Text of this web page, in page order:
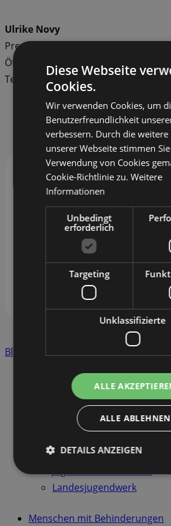
Ulrike Novy
Pressesprecherin
Öffentlichkeitsarbeit
Tel.: 0351 – 84704 – 529
Blog
Kinder, Jugend & Familie
Kindertagesstätte
Angebote für Familien
Jugendsozial- und
Jugendverbandsarbeit
Landesjugendwerk
Menschen mit Behinderungen
Diese Webseite
Cookies.
Wir verwenden Cookies, um
Benutzerfreundlichkeit
verbessern. Durch die weitere
unserer Webseite stimmen
Verwendung von Cookies
Cookie-Richtlinie zu.Weitere
Informationen
Unbedingt
erforderlich
Targeting
Unklassifizierte
ALLE
ALLE ABLEHNEN
DETAILS ANZEIGEN